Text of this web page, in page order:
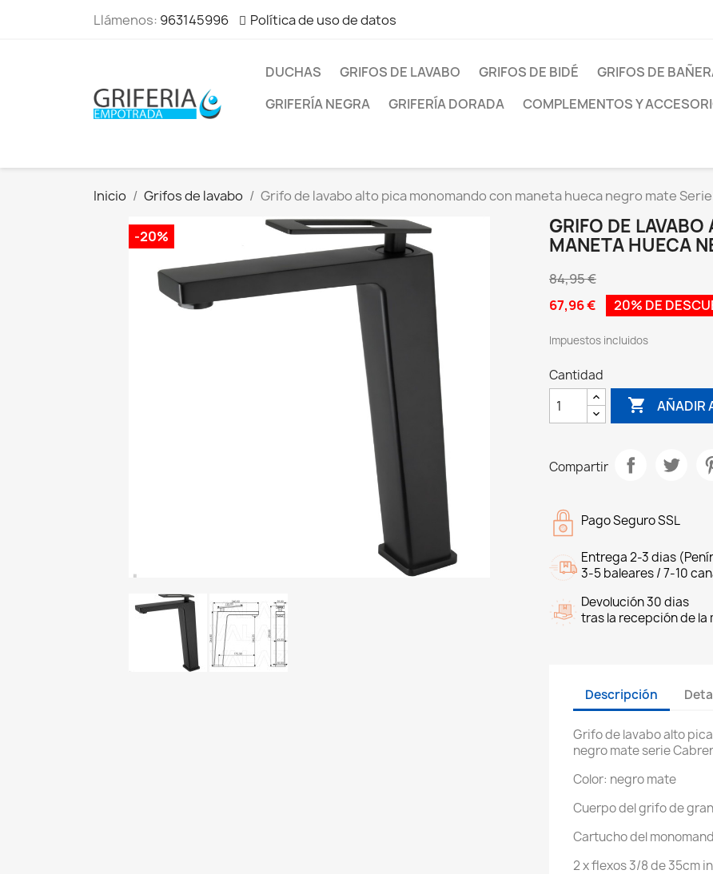
Llámenos: 963145996 Política de uso de datos
DUCHAS GRIFOS DE LAVABO GRIFOS DE BIDÉ GRIFOS DE
GRIFERÍA NEGRA
GRIFERÍA DORADA COMPLEMENTOS Y
Inicio Grifos de lavabo Grifo de lavabo alto pica monomando con maneta hueca negro mate
-20%
GRIFO DE
MANETA HUECA
84,95 €
67,96 €
20% DE
Impuestos incluidos
Cantidad
 AÑADIR
Compartir
Pago Seguro SSL
Entrega 2-3 dias
3-5 baleares / 7-10
Devolución 30 dias
tras la recepción de la
Descripción
Grifo de lavabo alto
negro mate serie
Color: negro mate
Cuerpo del grifo de
Cartucho del
2 x flexos 3/8 de 35cm